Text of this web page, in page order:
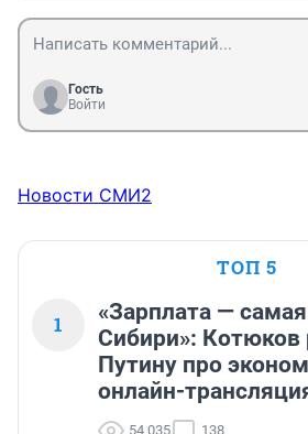
Гость
Войти
Новости СМИ2
ТОП 5
1
«Зарплата —
Сибири»: Котюков
Путину про
онлайн-
54 035 138